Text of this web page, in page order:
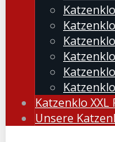
Katzenklo XXL
Unsere